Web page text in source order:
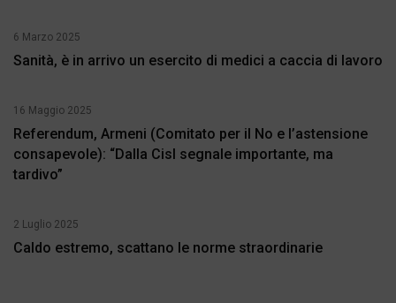
6 Marzo 2025
Sanità, è in arrivo un esercito di medici a caccia di lavoro
16 Maggio 2025
Referendum, Armeni (Comitato per il No e l’astensione
consapevole): “Dalla Cisl segnale importante, ma
tardivo”
2 Luglio 2025
Caldo estremo, scattano le norme straordinarie